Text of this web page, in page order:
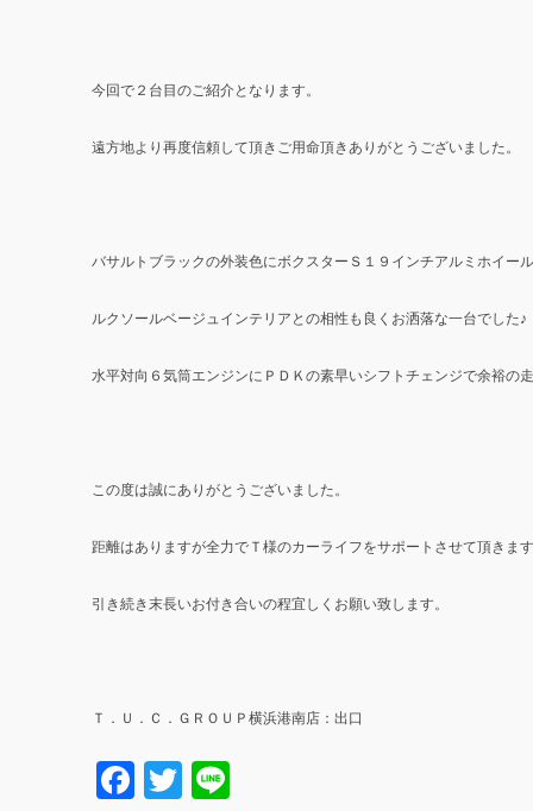
今回で２台目のご紹介となります。
遠方地より再度信頼して頂きご用命頂きありがとうございました。
バサルトブラックの外装色にボクスターＳ１９インチアルミホイー
ルクソールベージュインテリアとの相性も良くお洒落な一台でした♪
水平対向６気筒エンジンにＰＤＫの素早いシフトチェンジで余裕の
この度は誠にありがとうございました。
距離はありますが全力でＴ様のカーライフをサポートさせて頂きま
引き続き末長いお付き合いの程宜しくお願い致します。
Ｔ．Ｕ．Ｃ．ＧＲＯＵＰ横浜港南店：出口
Facebook
Twitter